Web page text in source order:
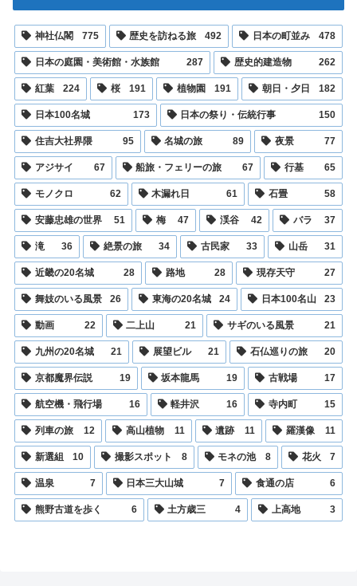
神社仏閣 775 歴史を訪ねる旅 492 日本の町並み 478
日本の庭園・美術館・水族館 287 歴史的建造物 262
紅葉 224 桜 191 植物園 191 朝日・夕日 182
日本100名城 173 日本の祭り・伝統行事 150
住吉大社界隈 95 名城の旅 89 夜景 77
アジサイ 67 船旅・フェリーの旅 67 行基 65
モノクロ 62 木漏れ日 61 石畳 58
安藤忠雄の世界 51 梅 47 渓谷 42 バラ 37
滝 36 絶景の旅 34 古民家 33 山岳 31
近畿の20名城 28 路地 28 現存天守 27
舞妓のいる風景 26 東海の20名城 24 日本100名山 23
動画 22 二上山 21 サギのいる風景 21
九州の20名城 21 展望ビル 21 石仏巡りの旅 20
京都魔界伝説 19 坂本龍馬 19 古戦場 17
航空機・飛行場 16 軽井沢 16 寺内町 15
列車の旅 12 高山植物 11 遺跡 11 羅漢像 11
新選組 10 撮影スポット 8 モネの池 8 花火 7
温泉 7 日本三大山城 7 食通の店 6
熊野古道を歩く 6 土方歳三 4 上高地 3